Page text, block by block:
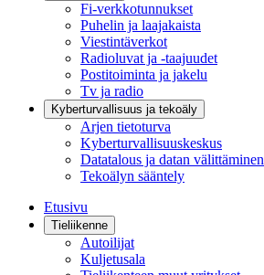
Fi-verkkotunnukset
Puhelin ja laajakaista
Viestintäverkot
Radioluvat ja -taajuudet
Postitoiminta ja jakelu
Tv ja radio
Kyberturvallisuus ja tekoäly
Arjen tietoturva
Kyberturvallisuuskeskus
Datatalous ja datan välittäminen
Tekoälyn sääntely
Etusivu
Tieliikenne
Autoilijat
Kuljetusala